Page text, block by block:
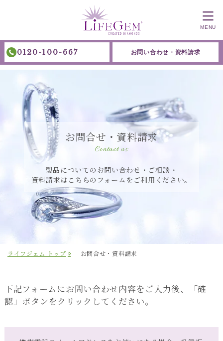
0120-100-667 お問い合わせ・資料請求
MENU
お問合せ・資料請求
Contact us
製品についてのお問い合わせ・ご相談・
資料請求はこちらのフォームをご利用ください。
ライフジェム トップ お問合せ・資料請求
下記フォームにお問い合わせ内容をご入力後、「確
認」ボタンをクリックしてください。